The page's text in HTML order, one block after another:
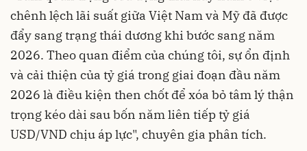
chênh lệch lãi suất giữa Việt Nam và Mỹ đã được
đẩy sang trạng thái dương khi bước sang năm
2026. Theo quan điểm của chúng tôi, sự ổn định
và cải thiện của tỷ giá trong giai đoạn đầu năm
2026 là điều kiện then chốt để xóa bỏ tâm lý thận
trọng kéo dài sau bốn năm liên tiếp tỷ giá
USD/VND chịu áp lực", chuyên gia phân tích.